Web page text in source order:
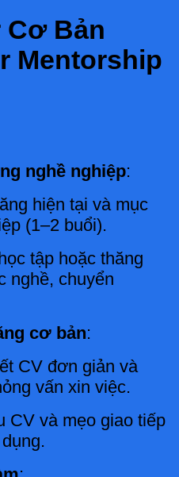
Cơ Bản
Mentorship
nghề nghiệp:
hiện tại và mục
(1–2 buổi).
tập hoặc thăng
nghề, chuyển
cơ bản:
CV đơn giản và
vấn xin việc.
CV và mẹo giao tiếp